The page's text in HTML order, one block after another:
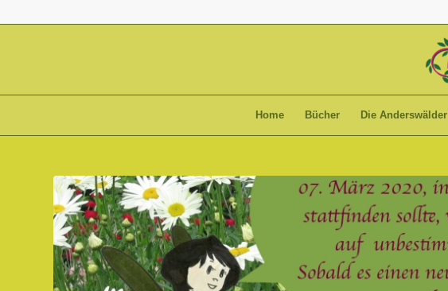
Home Bücher Die Anderswälder